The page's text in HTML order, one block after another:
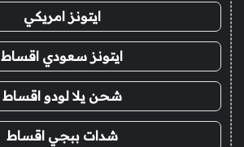
ايتونز امريكي
ايتونز سعودي اقساط
شحن يلا لودو اقساط
شدات ببجي اقساط